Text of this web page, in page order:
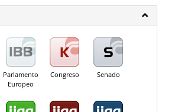
Parlamento
Europeo
Congreso Senado